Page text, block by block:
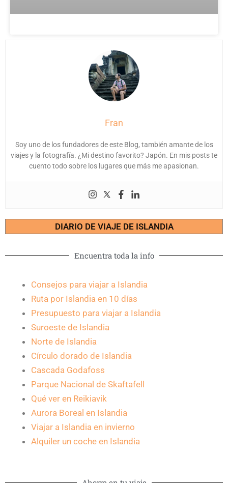
Fran
Soy uno de los fundadores de este Blog, también amante de los
viajes y la fotografía. ¿Mi destino favorito? Japón. En mis posts te
cuento todo sobre los lugares que más me apasionan.
DIARIO DE VIAJE DE ISLANDIA
Encuentra toda la info
Consejos para viajar a Islandia
Ruta por Islandia en 10 días
Presupuesto para viajar a Islandia
Suroeste de Islandia
Norte de Islandia
Círculo dorado de Islandia
Cascada Godafoss
Parque Nacional de Skaftafell
Qué ver en Reikiavik
Aurora Boreal en Islandia
Viajar a Islandia en invierno
Alquiler un coche en Islandia